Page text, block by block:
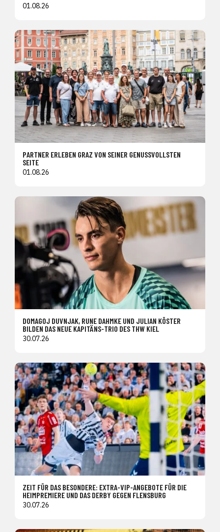
01.08.26
PARTNER ERLEBEN GRAZ VON SEINER GENUSSVOLLSTEN
SEITE
01.08.26
DOMAGOJ DUVNJAK, RUNE DAHMKE UND JULIAN KÖSTER
BILDEN DAS NEUE KAPITÄNS-TRIO DES THW KIEL
30.07.26
ZEIT FÜR DAS BESONDERE: EXTRA-VIP-ANGEBOTE FÜR DIE
HEIMPREMIERE UND DAS DERBY GEGEN FLENSBURG
30.07.26